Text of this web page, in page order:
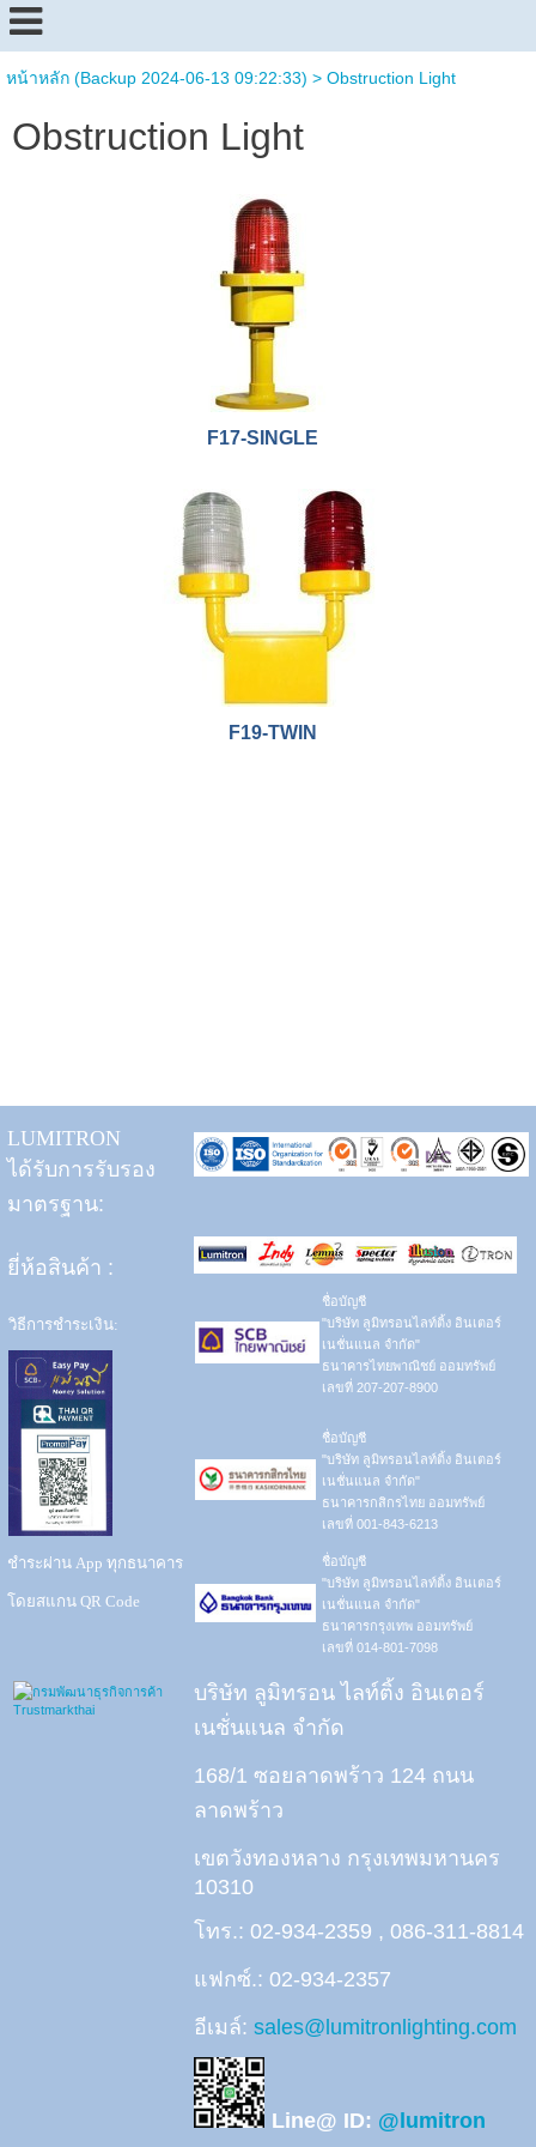
หน้าหลัก (Backup 2024-06-13 09:22:33) > Obstruction Light
Obstruction Light
F17-SINGLE
F19-TWIN
LUMITRON
ได้รับการรับรอง
มาตรฐาน:
ยี่ห้อสินค้า :
วิธีการชำระเงิน:
ชำระผ่าน App ทุกธนาคาร
โดยสแกน QR Code
ชื่อบัญชี
"บริษัท ลูมิทรอนไลท์ติ้ง อินเตอร์
เนชั่นแนล จำกัด"
ธนาคารไทยพาณิชย์ ออมทรัพย์
เลขที่ 207-207-8900
ชื่อบัญชี
"บริษัท ลูมิทรอนไลท์ติ้ง อินเตอร์
เนชั่นแนล จำกัด"
ธนาคารกสิกรไทย ออมทรัพย์
เลขที่ 001-843-6213
ชื่อบัญชี
"บริษัท ลูมิทรอนไลท์ติ้ง อินเตอร์
เนชั่นแนล จำกัด"
ธนาคารกรุงเทพ ออมทรัพย์
เลขที่ 014-801-7098
บริษัท ลูมิทรอน ไลท์ติ้ง อินเตอร์
เนชั่นแนล จำกัด
168/1 ซอยลาดพร้าว 124 ถนน
ลาดพร้าว
เขตวังทองหลาง กรุงเทพมหานคร
10310
โทร.: 02-934-2359 , 086-311-8814
แฟกซ์.: 02-934-2357
อีเมล์: sales@lumitronlighting.com
Line@ ID: @lumitron